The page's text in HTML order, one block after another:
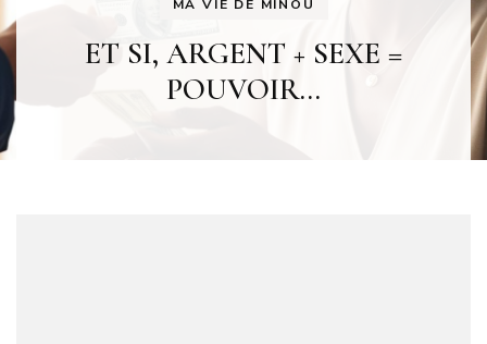
MA VIE DE MINOU
ET SI, ARGENT + SEXE =
POUVOIR…